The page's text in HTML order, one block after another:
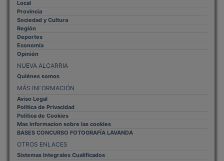
Provincia
Sociedad y Cultura
Región
Deportes
Economía
Opinión
NUEVA ALCARRIA
Quiénes somos
MÁS INFORMACIÓN
Aviso Legal
Política de Privacidad
Politica de Cookies
Mas informacion sobre las cookies
BASES CONCURSO FOTOGRAFÍA LAVANDA
Sistemas Integrales Cualificados
Entrada Bloggers